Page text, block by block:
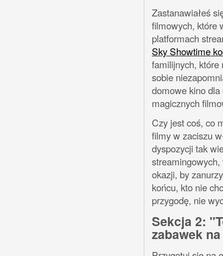
Zastanawiałeś
filmowych, które
platformach
Sky Showtime
familijnych, które
sobie
domowe kino dla
magicznych
Czy jest coś, co
filmy w zaciszu
dyspozycji tak
okazji, by
końcu, kto nie
przygodę, nie
Sekcja 2:
zabawek